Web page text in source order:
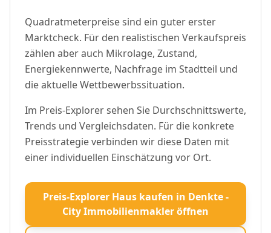
Quadratmeterpreise sind ein guter erster
Marktcheck. Für den realistischen Verkaufspreis
zählen aber auch Mikrolage, Zustand,
Energiekennwerte, Nachfrage im Stadtteil und
die aktuelle Wettbewerbssituation.
Im Preis-Explorer sehen Sie Durchschnittswerte,
Trends und Vergleichsdaten. Für die konkrete
Preisstrategie verbinden wir diese Daten mit
einer individuellen Einschätzung vor Ort.
Preis-Explorer Haus kaufen in Denkte -
City Immobilienmakler öffnen